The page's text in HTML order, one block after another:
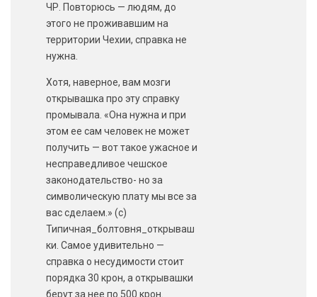
ЧР. Повторюсь — людям, до
этого не проживавшим на
территории Чехии, справка не
нужна.
Хотя, наверное, вам мозги
открывашка про эту справку
промывала. «Она нужна и при
этом ее сам человек не может
получить — вот такое ужасное и
несправедливое чешское
законодательство- но за
символическую плату мы все за
вас сделаем.» (с)
Типичная_болтовня_открываш
ки. Самое удивительно —
справка о несудимости стоит
порядка 30 крон, а открывашки
берут за нее по 500 крон.